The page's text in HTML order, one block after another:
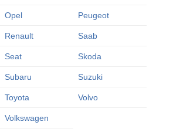
Opel Peugeot
Renault Saab
Seat Skoda
Subaru Suzuki
Toyota Volvo
Volkswagen